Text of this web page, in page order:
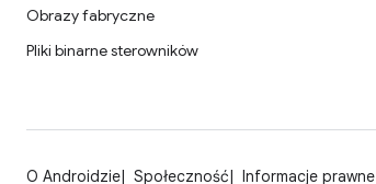
Obrazy fabryczne
Pliki binarne sterowników
O Androidzie Społeczność Informacje prawne